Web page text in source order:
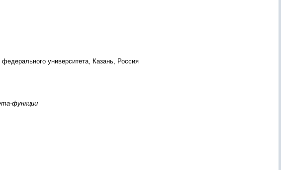
университета, Казань, Россия
функции